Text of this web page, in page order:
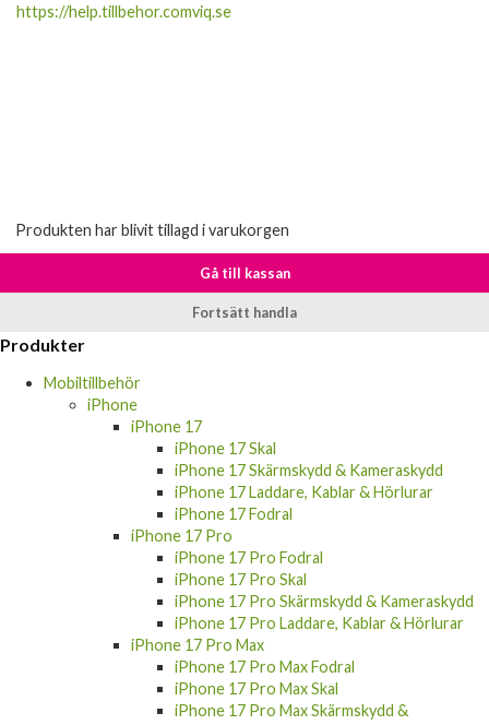
https://help.tillbehor.comviq.se
Produkten har blivit tillagd i varukorgen
Gå till kassan
Fortsätt handla
Produkter
Mobiltillbehör
iPhone
iPhone 17
iPhone 17 Skal
iPhone 17 Skärmskydd & Kameraskydd
iPhone 17 Laddare, Kablar & Hörlurar
iPhone 17 Fodral
iPhone 17 Pro
iPhone 17 Pro Fodral
iPhone 17 Pro Skal
iPhone 17 Pro Skärmskydd & Kameraskydd
iPhone 17 Pro Laddare, Kablar & Hörlurar
iPhone 17 Pro Max
iPhone 17 Pro Max Fodral
iPhone 17 Pro Max Skal
iPhone 17 Pro Max Skärmskydd &